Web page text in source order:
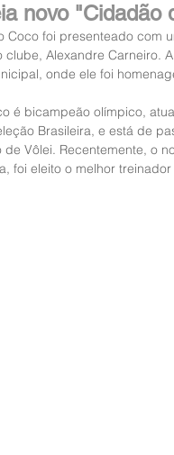
novo "Cidadão
Coco foi presenteado com
Alexandre Carneiro.
onde ele foi
é bicampeão olímpico,
Brasileira, e está de
Vôlei. Recentemente, o
foi eleito o melhor